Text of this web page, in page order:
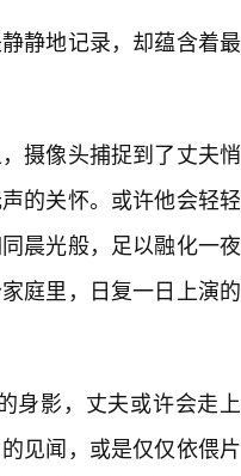
静地记录，却蕴含着最
摄像头捕捉到了丈夫悄
的关怀。或许他会轻轻
晨光般，足以融化一夜
庭里，日复一日上演的
身影，丈夫或许会走上
见闻，或是仅仅依偎片